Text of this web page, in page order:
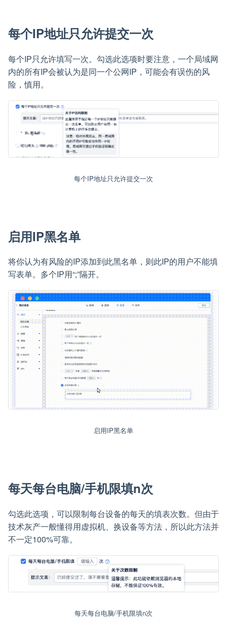
每个IP地址只允许提交一次
每个IP只允许填写一次。勾选此选项时要注意，一个局域网
内的所有IP会被认为是同一个公网IP，可能会有误伤的风
险，慎用。
每个IP地址只允许提交一次
启用IP黑名单
将你认为有风险的IP添加到此黑名单，则此IP的用户不能填
写表单。多个IP用“;”隔开。
启用IP黑名单
每天每台电脑/手机限填n次
勾选此选项，可以限制每台设备的每天的填表次数。但由于
技术灰产一般懂得用虚拟机、换设备等方法，所以此方法并
不一定100%可靠。
每天每台电脑/手机限填n次